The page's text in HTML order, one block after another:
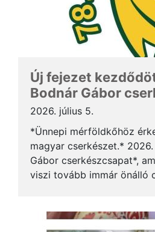
Új fejezet
Bodnár Gábor
2026. július 5.
*Ünnepi mérföldkőhöz
magyar cserkészet.*
Gábor cserkészcsapat*,
viszi tovább immár önálló